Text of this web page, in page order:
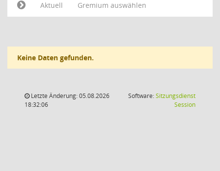
Aktuell
Gremium auswählen
Keine Daten gefunden.
Letzte Änderung: 05.08.2026
18:32:06
Software:Sitzungsdienst
Session(Wird in